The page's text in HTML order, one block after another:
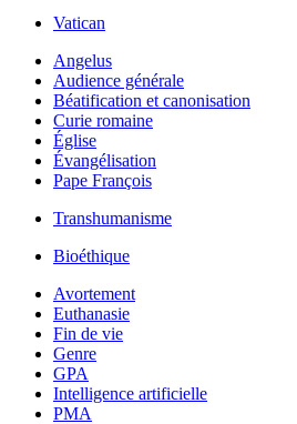
Vatican
Angelus
Audience générale
Béatification et canonisation
Curie romaine
Église
Évangélisation
Pape François
Transhumanisme
Bioéthique
Avortement
Euthanasie
Fin de vie
Genre
GPA
Intelligence artificielle
PMA